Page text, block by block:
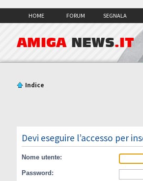
HOME FORUM SEGNALA
AMIGA NEWS.IT
Indice
Devi eseguire l’accesso per
Nome utente:
Password: